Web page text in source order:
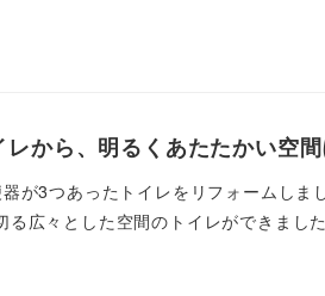
から、明るくあたたかい空
が3つあったトイレをリフォームし
る広々とした空間のトイレができま